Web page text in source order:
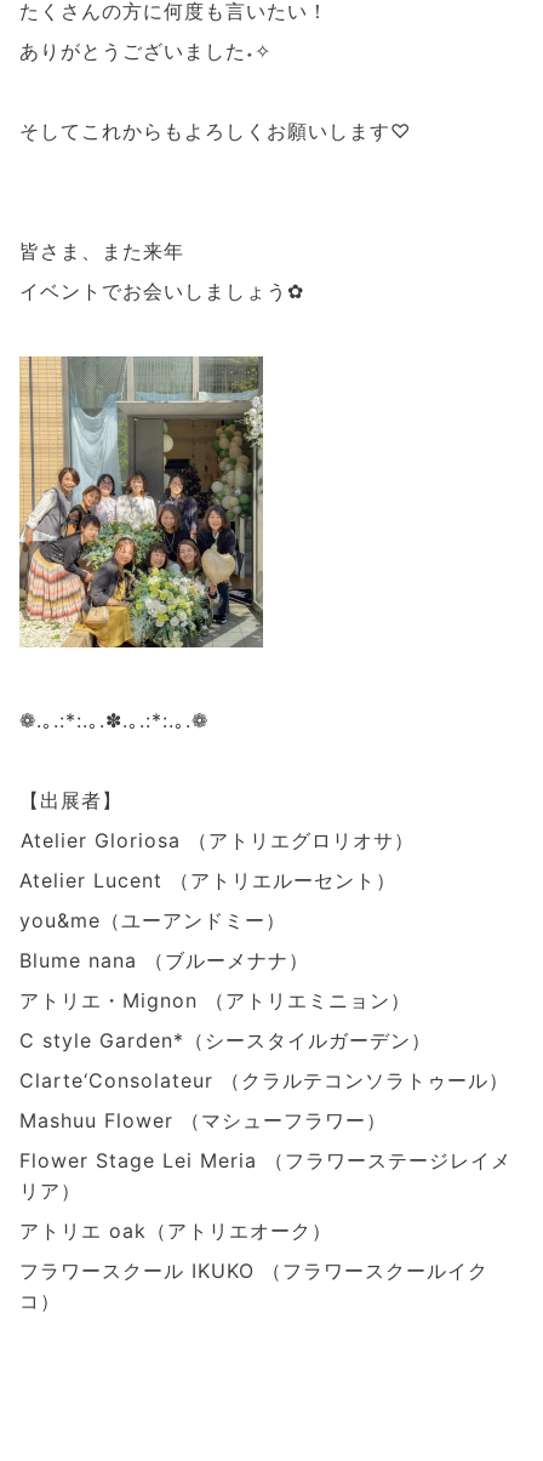
たくさんの方に何度も言いたい！
ありがとうございました˖✧
そしてこれからもよろしくお願いします♡
皆さま、また来年
イベントでお会いしましょう✿
❁.｡.:*:.｡.✽.｡.:*:.｡.❁
【出展者】
⁡Atelier Gloriosa （アトリエグロリオサ）
Atelier Lucent （アトリエルーセント）
you&me（ユーアンドミー）
Blume nana （ブルーメナナ）
アトリエ・Mignon （アトリエミニョン）
C style Garden*（シースタイルガーデン）
Clarte‘Consolateur （クラルテコンソラトゥール）
Mashuu Flower （マシューフラワー）
Flower Stage Lei Meria （フラワーステージレイメ
リア）
アトリエ oak（アトリエオーク）
フラワースクール IKUKO （フラワースクールイク
コ）